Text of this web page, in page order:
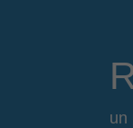
un